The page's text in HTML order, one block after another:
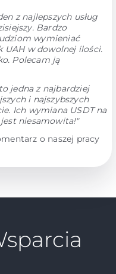
z najlepszych usług
Bardzo
wymieniać
UAH w dowolnej ilości.
Polecam ją
jedna z najbardziej
i najszybszych
Ich wymiana USDT na
jest niesamowita!"
o naszej pracy